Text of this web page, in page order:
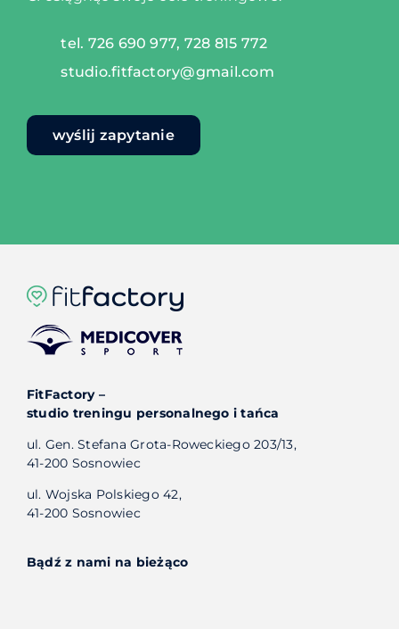
tel. 726 690 977, 728 815 772
studio.fitfactory@gmail.com
wyślij zapytanie
FitFactory –
studio treningu personalnego i tańca
ul. Gen. Stefana Grota-Roweckiego 203/13,
41-200 Sosnowiec
ul. Wojska Polskiego 42,
41-200 Sosnowiec
Bądź z nami na bieżąco